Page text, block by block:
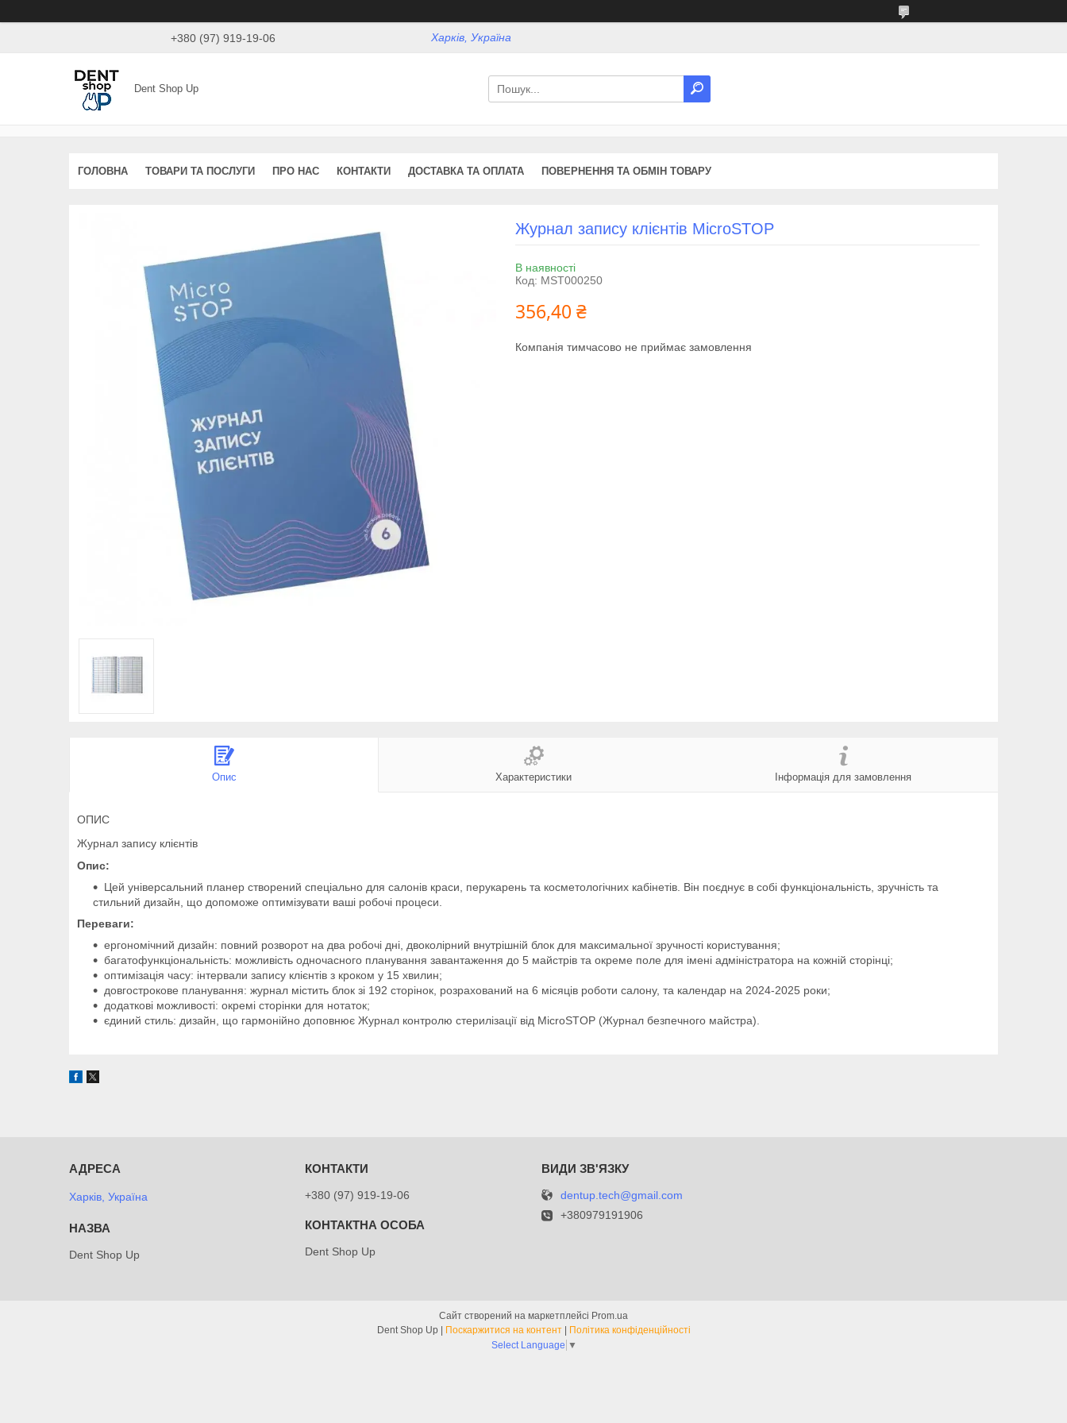
+380 (97) 919-19-06 Харків, Україна
Dent Shop Up
ГОЛОВНА ТОВАРИ ТА ПОСЛУГИ ПРО НАС КОНТАКТИ ДОСТАВКА ТА ОПЛАТА ПОВЕРНЕННЯ ТА ОБМІН ТОВАРУ
Журнал запису клієнтів MicroSTOP
В наявності
Код: MST000250
356,40 ₴
Компанія тимчасово не приймає замовлення
Опис Характеристики Інформація для замовлення
ОПИС
Журнал запису клієнтів
Опис:
Цей універсальний планер створений спеціально для салонів краси, перукарень та косметологічних кабінетів. Він поєднує в собі функціональність, зручність та
стильний дизайн, що допоможе оптимізувати ваші робочі процеси.
Переваги:
ергономічний дизайн: повний розворот на два робочі дні, двоколірний внутрішній блок для максимальної зручності користування;
багатофункціональність: можливість одночасного планування завантаження до 5 майстрів та окреме поле для імені адміністратора на кожній сторінці;
оптимізація часу: інтервали запису клієнтів з кроком у 15 хвилин;
довгострокове планування: журнал містить блок зі 192 сторінок, розрахований на 6 місяців роботи салону, та календар на 2024-2025 роки;
додаткові можливості: окремі сторінки для нотаток;
єдиний стиль: дизайн, що гармонійно доповнює Журнал контролю стерилізації від MicroSTOP (Журнал безпечного майстра).
Харків, Україна
Dent Shop Up
+380 (97) 919-19-06
Dent Shop Up
dentup.tech@gmail.com
+380979191906
Сайт створений на маркетплейсі Prom.ua
Dent Shop Up | Поскаржитися на контент | Політика конфіденційності
Select Language ▼